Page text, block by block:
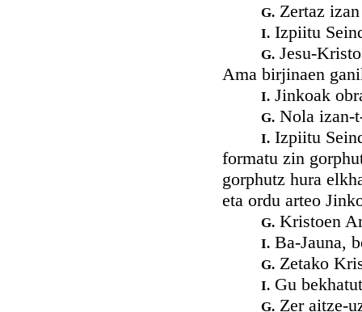
G. Zertaz
I. Izpiitu
G. Jesu-
Ama birjinaen
I. Jinkoak
G. Nola izan-
I. Izpiitu
formatu zin
gorphutz hura
eta ordu arteo
G. Kristoen
I. Ba-Jauna,
G. Zetako
I. Gu
G. Zer aitze-